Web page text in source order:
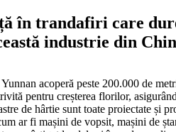
în trandafiri care
industrie din
acoperă peste 200.000 de
pentru creșterea florilor,
de hârtie sunt toate proiectate și
ar fi mașini de vopsit, mașini de